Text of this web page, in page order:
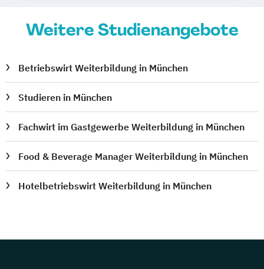
Weitere Studienangebote
Betriebswirt Weiterbildung in München
Studieren in München
Fachwirt im Gastgewerbe Weiterbildung in München
Food & Beverage Manager Weiterbildung in München
Hotelbetriebswirt Weiterbildung in München